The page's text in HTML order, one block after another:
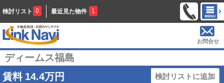
検討リスト 0 最近見た物件 1
お問合せ
ディームス福島
賃料 14.4万円 検討リストに追加